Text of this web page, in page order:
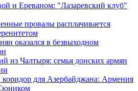
и Ереваном: "Лазаревский клуб"
провалы расплачивается
оказался в безвыходном
из Чалтыря: семья донских армян
коридор для Азербайджана: Армения